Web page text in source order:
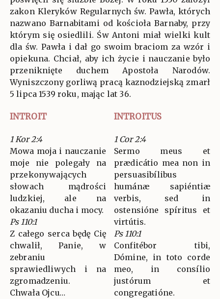
zakon Kleryków Regularnych św. Pawła, których
nazwano Barnabitami od kościoła Barnaby, przy
którym się osiedlili. Św Antoni miał wielki kult
dla św. Pawła i dał go swoim braciom za wzór i
opiekuna. Chciał, aby ich życie i nauczanie było
przeniknięte duchem Apostoła Narodów.
Wyniszczony gorliwą pracą kaznodziejską zmarł
5 lipca 1539 roku, mając lat 36.
INTROIT INTROITUS
1 Kor 2:4
Mowa moja i nauczanie
moje nie polegały na
przekonywających
słowach mądrości
ludzkiej, ale na
okazaniu ducha i mocy.
Ps 110:1
Z całego serca będę Cię
chwalił, Panie, w
zebraniu
sprawiedliwych i na
zgromadzeniu.
Chwała Ojcu…
1 Cor 2:4
Sermo meus et
prædicátio mea non in
persuasibílibus
humánæ sapiéntiæ
verbis, sed in
ostensióne spíritus et
virtútis.
Ps 110:1
Confitébor tibi,
Dómine, in toto corde
meo, in consílio
justórum et
congregatióne.